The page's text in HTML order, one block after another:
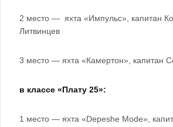
2 место — яхта «Импульс», капитан
Литвинцев
3 место — яхта «Камертон», капитан
в классе «Плату 25»:
1 место — яхта «Depeshe Mode»,